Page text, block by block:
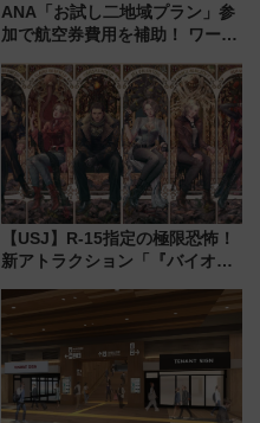
ANA「お試し二地域プラン」参
加で航空券費用を補助！ ワーケ
治体は？ 2026年は対象のエリア
が拡大！
【USJ】R-15指定の極限恐怖！
新アトラクション「『バイオハ
ブ」今秋登場 ―予測不能の恐
怖に泣き叫べ―